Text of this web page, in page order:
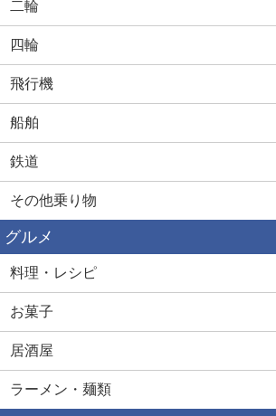
二輪
四輪
飛行機
船舶
鉄道
その他乗り物
グルメ
料理・レシピ
お菓子
居酒屋
ラーメン・麺類